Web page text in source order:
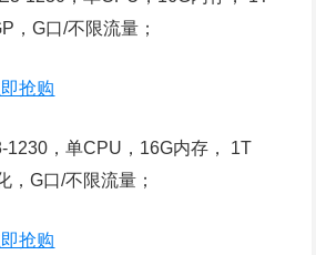
，G口/不限流量；
抢购
1230，单CPU，16G内存， 1T
，G口/不限流量；
抢购